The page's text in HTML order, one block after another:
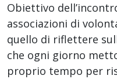
Obiettivo
associazioni di
quello di riflettere
che ogni giorno
proprio tempo per